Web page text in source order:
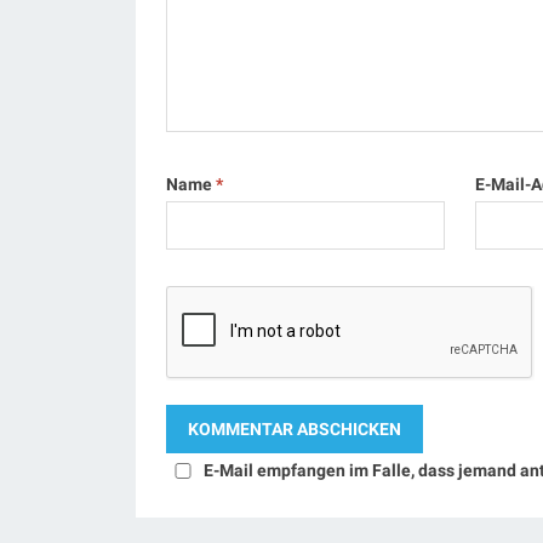
Name* E-Mail-
E-Mail empfangen im Falle, dass jemand